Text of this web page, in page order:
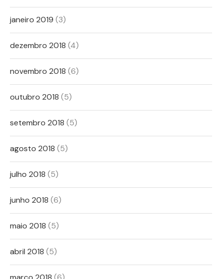
janeiro 2019 (3)
dezembro 2018 (4)
novembro 2018 (6)
outubro 2018 (5)
setembro 2018 (5)
agosto 2018 (5)
julho 2018 (5)
junho 2018 (6)
maio 2018 (5)
abril 2018 (5)